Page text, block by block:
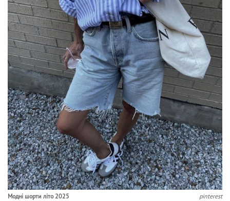
Модні шорти літо 2025 pinterest